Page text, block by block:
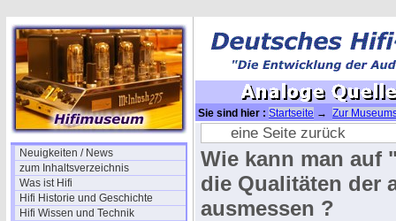
Neuigkeiten / News
zum Inhaltsverzeichnis
Was ist Hifi
Hifi Historie und Geschichte
Hifi Wissen und Technik
Sie sind hier : Startseite → Zur
ausmesseneine Seite zurück
Wie kann man auf
die Qualitäten der
ausmessen ?